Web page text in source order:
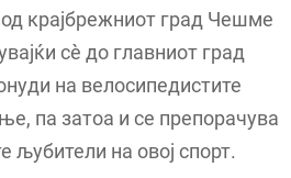
од крајбрежниот град Чешме
сè до главниот град
на велосипедистите
па затоа и се препорачува
љубители на овој спорт.